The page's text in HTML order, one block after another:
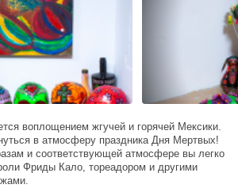
воплощением жгучей и горячей Мексики.
в атмосферу праздника Дня Мертвых!
и соответствующей атмосфере вы легко
Фриды Кало, тореадором и другими